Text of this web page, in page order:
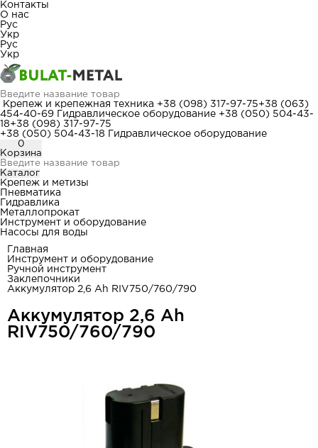
Контакты
О нас
Рус
Укр
Рус
Укр
Крепеж и крепежная техника +38 (098) 317-97-75+38 (063)
454-40-69
Гидравлическое оборудование +38 (050) 504-43-
18+38 (098) 317-97-75
+38 (050) 504-43-18
Гидравлическое оборудование
0
Корзина
Каталог
Крепеж и метизы
Пневматика
Гидравлика
Металлопрокат
Инструмент и оборудование
Насосы для воды
Главная
Инструмент и оборудование
Ручной инструмент
Заклепочники
Аккумулятор 2,6 Ah RIV750/760/790
Аккумулятор 2,6 Ah
RIV750/760/790